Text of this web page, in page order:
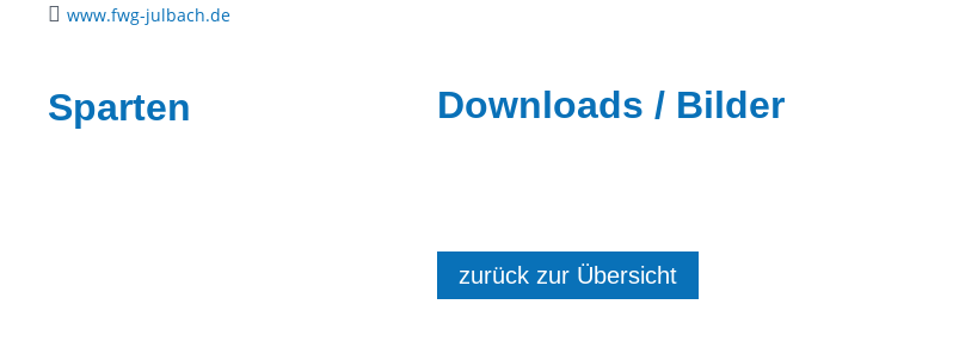
www.fwg-julbach.de
Sparten Downloads / Bilder
zurück zur Übersicht